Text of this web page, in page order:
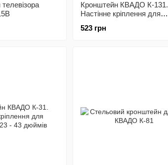
Кронштейн КВАДО К-131.
Настінне кріплення для
523 грн